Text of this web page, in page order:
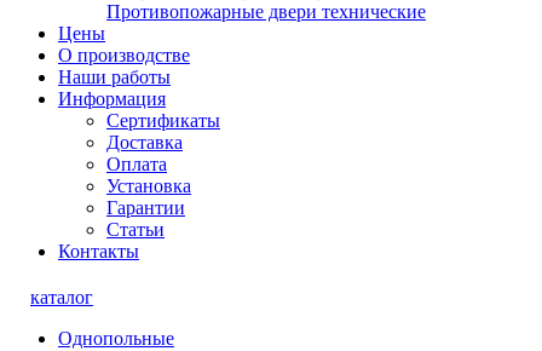
Противопожарные двери технические
Цены
О производстве
Наши работы
Информация
Сертификаты
Доставка
Оплата
Установка
Гарантии
Статьи
Контакты
каталог
Однопольные